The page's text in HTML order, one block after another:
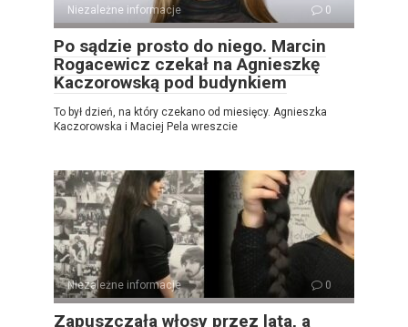
Niezależne informacje 0
Po sądzie prosto do niego. Marcin
Rogacewicz czekał na Agnieszkę
Kaczorowską pod budynkiem
To był dzień, na który czekano od miesięcy. Agnieszka
Kaczorowska i Maciej Pela wreszcie
Niezależne informacje 0
Zapuszczała włosy przez lata, a